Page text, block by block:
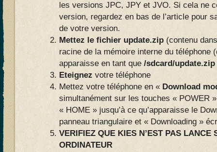
les versions JPC, JPY et JVO. Si cela ne
version, regardez en bas de l’article pour
de votre version.
Mettez le fichier update.zip (contenu
racine de la mémoire interne du téléphone
apparaisse en tant que /sdcard/update.zip
Eteignez votre téléphone
Mettez votre téléphone en « Download
simultanément sur les touches « POWER
« HOME » jusqu’à ce qu’apparaisse le
panneau triangulaire et « Downloading »
VERIFIEZ QUE KIES N’EST PAS LANCE
ORDINATEUR